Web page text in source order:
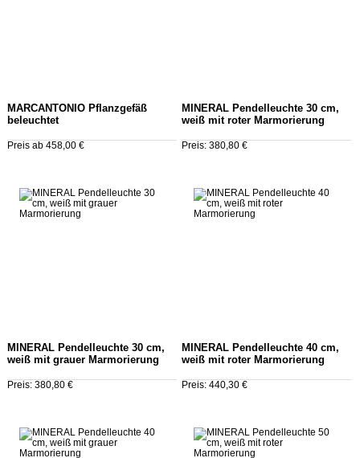
MARCANTONIO Pflanzgefäß
beleuchtet
Preis ab 458,00 €
MINERAL Pendelleuchte 30 cm,
weiß mit roter Marmorierung
Preis: 380,80 €
MINERAL Pendelleuchte 30 cm,
weiß mit grauer Marmorierung
Preis: 380,80 €
MINERAL Pendelleuchte 40 cm,
weiß mit roter Marmorierung
Preis: 440,30 €